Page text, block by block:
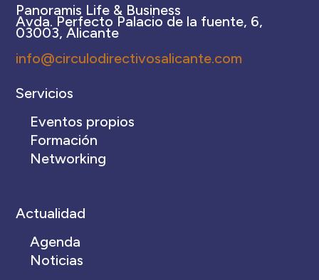
Panoramis Life & Business
Avda. Perfecto Palacio de la fuente, 6,
03003, Alicante
info@circulodirectivosalicante.com
Servicios
Eventos propios
Formación
Networking
Actualidad
Agenda
Noticias